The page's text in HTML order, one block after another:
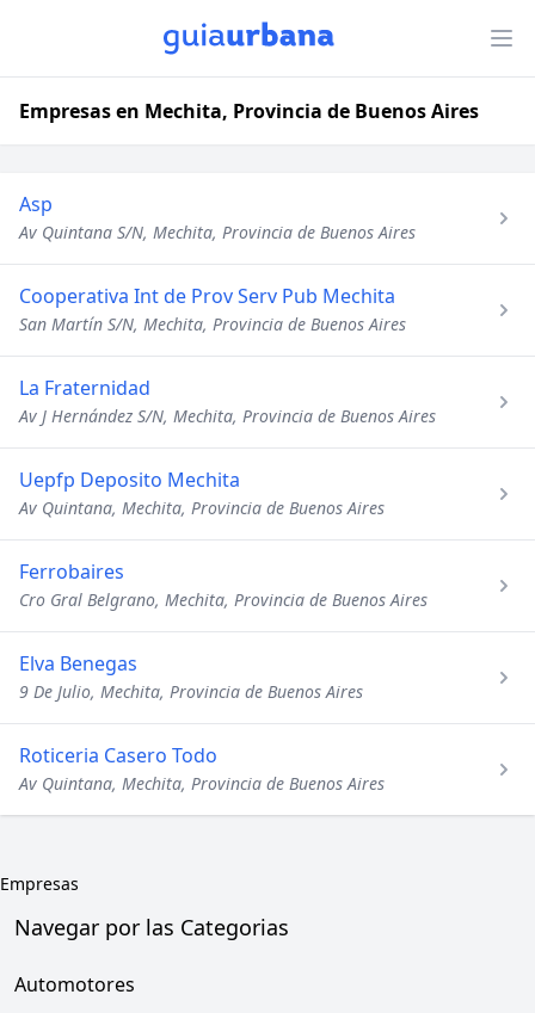
Empresas en Mechita, Provincia de Buenos Aires
Asp
Av Quintana S/N, Mechita, Provincia de Buenos Aires
Cooperativa Int de Prov Serv Pub Mechita
San Martín S/N, Mechita, Provincia de Buenos Aires
La Fraternidad
Av J Hernández S/N, Mechita, Provincia de Buenos Aires
Uepfp Deposito Mechita
Av Quintana, Mechita, Provincia de Buenos Aires
Ferrobaires
Cro Gral Belgrano, Mechita, Provincia de Buenos Aires
Elva Benegas
9 De Julio, Mechita, Provincia de Buenos Aires
Roticeria Casero Todo
Av Quintana, Mechita, Provincia de Buenos Aires
Empresas
Navegar por las Categorias
Automotores